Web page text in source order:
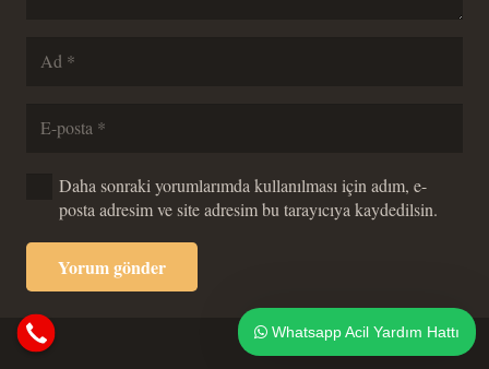
Daha sonraki yorumlarımda kullanılması için adım, e-
posta adresim ve site adresim bu tarayıcıya kaydedilsin.
Yorum gönder
Whatsapp Acil Yardım Hattı